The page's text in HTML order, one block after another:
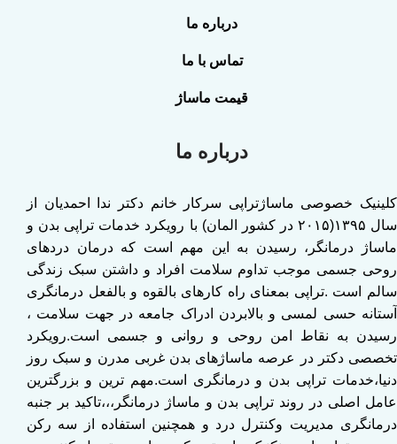
درباره ما
تماس با ما
قیمت ماساژ
درباره ما
کلینیک خصوصی ماساژتراپی سرکار خانم دکتر ندا احمدیان از
سال ۱۳۹۵(۲۰۱۵ در کشور المان) با رویکرد خدمات تراپی بدن و
ماساژ درمانگر، رسیدن به این مهم است که درمان دردهای
روحی جسمی موجب تداوم سلامت افراد و داشتن سبک زندگی
سالم است .تراپی بمعنای راه کارهای بالقوه و بالفعل درمانگری
آستانه حسی لمسی و بالابردن ادراک جامعه در جهت سلامت ،
رسیدن به نقاط امن روحی و روانی و جسمی است.رویکرد
تخصصی دکتر در عرصه ماساژهای بدن غربی مدرن و سبک روز
دنیا،خدمات تراپی بدن و درمانگری است.مهم ترین و بزرگترین
عامل اصلی در روند تراپی بدن و ماساژ درمانگر،،،تاکید بر جنبه
درمانگری مدیریت وکنترل درد و همچنین استفاده از سه رکن